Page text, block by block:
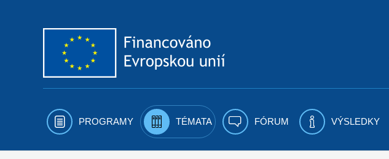
PROGRAMY TÉMATA FÓRUM VÝSLEDKY